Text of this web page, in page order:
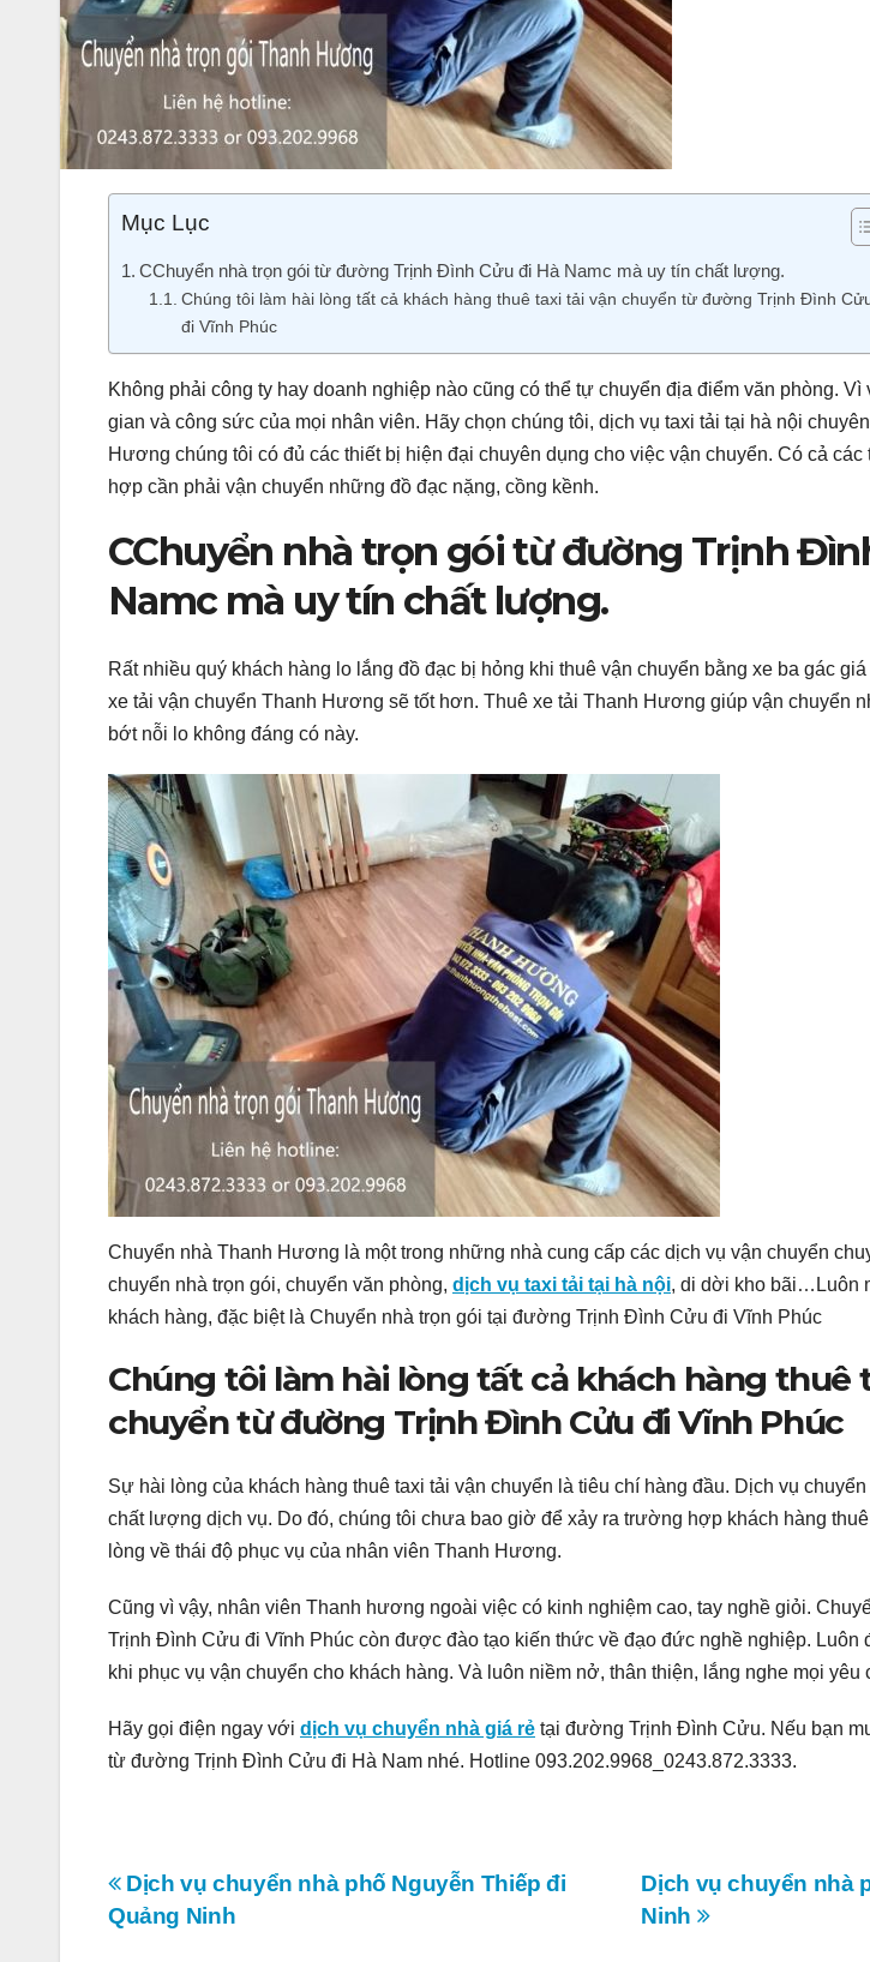
Mục Lục
CChuyển nhà trọn gói từ đường Trịnh Đình Cửu đi Hà Namc mà uy tín chất lượng.
Chúng tôi làm hài lòng tất cả khách hàng thuê taxi tải vận chuyển từ đường Trịnh Đình
đi Vĩnh Phúc
Không phải công ty hay doanh nghiệp nào cũng có thể tự chuyển địa điểm văn phòng. Vì
gian và công sức của mọi nhân viên. Hãy chọn chúng tôi, dịch vụ taxi tải tại hà nội
Hương chúng tôi có đủ các thiết bị hiện đại chuyên dụng cho việc vận chuyển. Có cả
hợp cần phải vận chuyển những đồ đạc nặng, cồng kềnh.
CChuyển nhà trọn gói từ đường Trịnh
Namc mà uy tín chất lượng.
Rất nhiều quý khách hàng lo lắng đồ đạc bị hỏng khi thuê vận chuyển bằng xe ba gác
xe tải vận chuyển Thanh Hương sẽ tốt hơn. Thuê xe tải Thanh Hương giúp vận chuyển
bớt nỗi lo không đáng có này.
Chuyển nhà Thanh Hương là một trong những nhà cung cấp các dịch vụ vận chuyển
chuyển nhà trọn gói, chuyển văn phòng, dịch vụ taxi tải tại hà nội, di dời kho bãi…Luôn
khách hàng, đặc biệt là Chuyển nhà trọn gói tại đường Trịnh Đình Cửu đi Vĩnh Phúc
Chúng tôi làm hài lòng tất cả khách hàng thuê
chuyển từ đường Trịnh Đình Cửu đi Vĩnh Phúc
Sự hài lòng của khách hàng thuê taxi tải vận chuyển là tiêu chí hàng đầu. Dịch vụ
chất lượng dịch vụ. Do đó, chúng tôi chưa bao giờ để xảy ra trường hợp khách hàng
lòng về thái độ phục vụ của nhân viên Thanh Hương.
Cũng vì vậy, nhân viên Thanh hương ngoài việc có kinh nghiệm cao, tay nghề giỏi.
Trịnh Đình Cửu đi Vĩnh Phúc còn được đào tạo kiến thức về đạo đức nghề nghiệp. Luôn
khi phục vụ vận chuyển cho khách hàng. Và luôn niềm nở, thân thiện, lắng nghe mọi yêu
Hãy gọi điện ngay với dịch vụ chuyển nhà giá rẻ tại đường Trịnh Đình Cửu. Nếu bạn
từ đường Trịnh Đình Cửu đi Hà Nam nhé. Hotline 093.202.9968_0243.872.3333.
Điều
hướng
Dịch vụ chuyển nhà
Ninh
Dịch vụ chuyển nhà phố Nguyễn Thiếp đi
Quảng Ninh